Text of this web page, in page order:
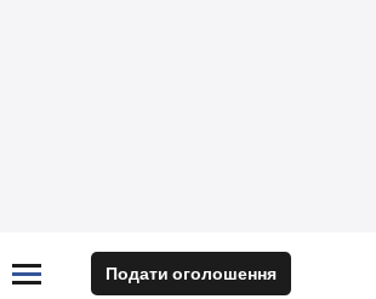


 Подати оголошення